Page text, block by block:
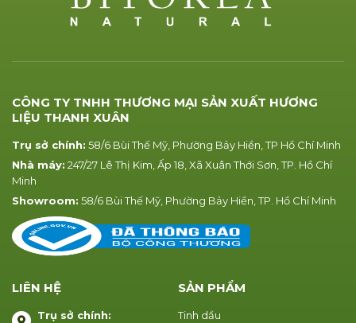
CÔNG TY TNHH THƯƠNG MẠI SẢN XUẤT HƯƠNG
LIỆU THANH XUÂN
Trụ sở chính: 58/6 Bùi Thế Mỹ, Phường Bảy Hiền, TP Hồ Chí Minh
Nhà máy: 247/27 Lê Thị Kim, Ấp 18, Xã Xuân Thới Sơn, TP. Hồ Chí
Minh
Showroom: 58/6 Bùi Thế Mỹ, Phường Bảy Hiền, TP. Hồ Chí Minh
SẢN PHẨM
Tinh dầu
LIÊN HỆ
Trụ sở chính: